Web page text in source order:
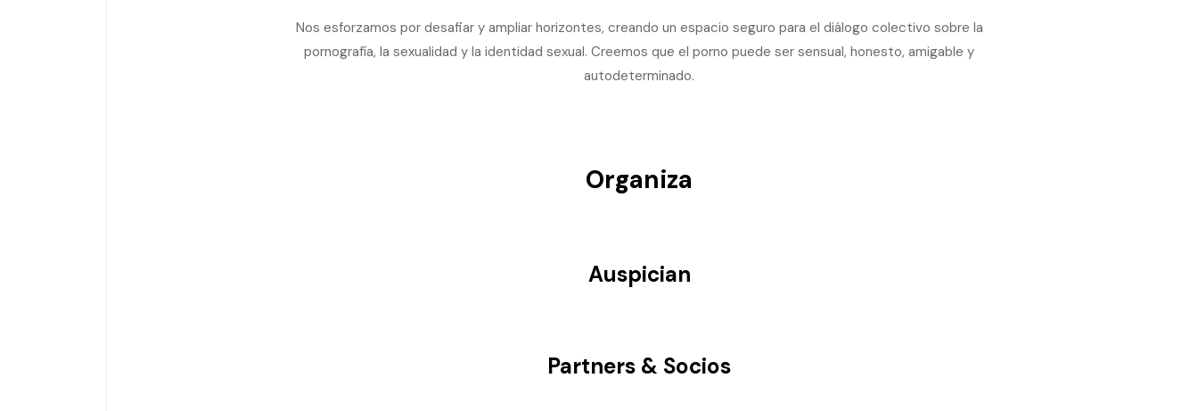
Nos esforzamos por desafiar y ampliar horizontes, creando un espacio seguro para el diálogo colectivo sobre la
pornografía, la sexualidad y la identidad sexual. Creemos que el porno puede ser sensual, honesto, amigable y
autodeterminado.
Organiza
Auspician
Partners & Socios